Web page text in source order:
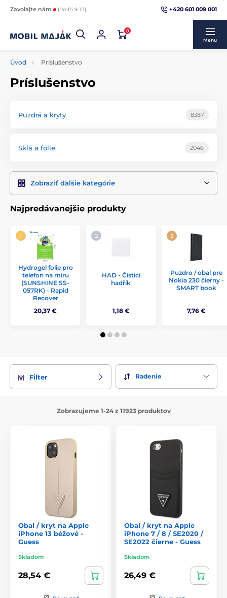
Zavolajte nám (Po-Pi 9-17) +420 601 009 001
0
Menu
Úvod Príslušenstvo
Príslušenstvo
Puzdrá a kryty 8387
Sklá a fólie 2046
Zobraziť ďalšie kategórie
Najpredávanejšie produkty
Hydrogel folie pro
telefon na míru
(SUNSHINE SS-
057RK) - Rapid
Recover
20,37 €
HAD - Čistící
hadřík
1,18 €
Puzdro / obal pre
Nokia 230 čierny -
SMART book
7,76 €
Filter Radenie
Zobrazujeme 1-24 z 11923 produktov
Obal / kryt na Apple
iPhone 13 béžové -
Guess
Skladom
28,54 €
Obal / kryt na Apple
iPhone 7 / 8 / SE2020 /
SE2022 čierne - Guess
Skladom
26,49 €